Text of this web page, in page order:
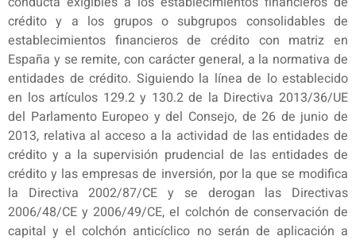
crédito y a los grupos o subgrupos consolidables de
establecimientos financieros de crédito con matriz en
España y se remite, con carácter general, a la normativa de
entidades de crédito. Siguiendo la línea de lo establecido
en los artículos 129.2 y 130.2 de la Directiva 2013/36/UE
del Parlamento Europeo y del Consejo, de 26 de junio de
2013, relativa al acceso a la actividad de las entidades de
crédito y a la supervisión prudencial de las entidades de
crédito y las empresas de inversión, por la que se modifica
la Directiva 2002/87/CE y se derogan las Directivas
2006/48/CE y 2006/49/CE, el colchón de conservación de
capital y el colchón anticíclico no serán de aplicación a